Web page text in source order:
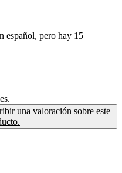
español, pero hay 15
una valoración sobre este